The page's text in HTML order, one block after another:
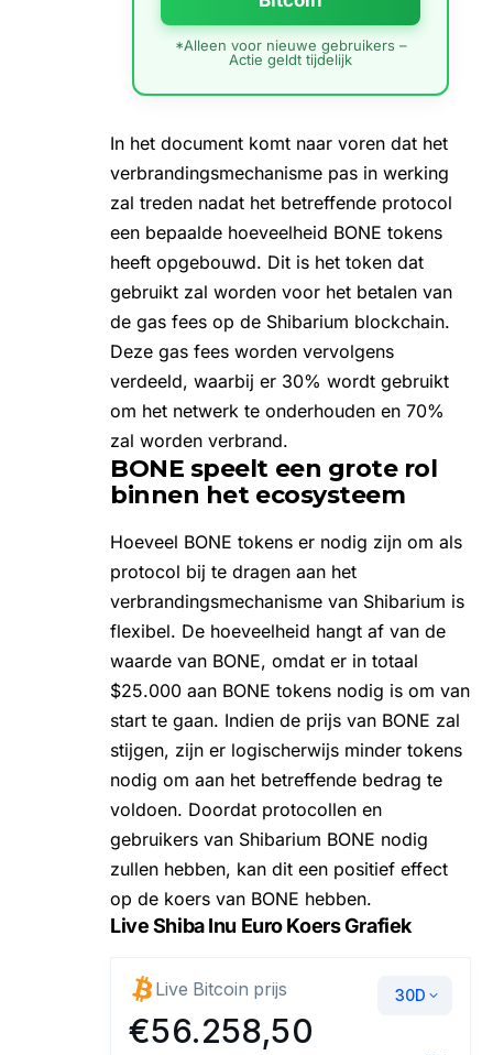
*Alleen voor nieuwe gebruikers –
Actie geldt tijdelijk
In het document komt naar voren dat het
verbrandingsmechanisme pas in werking
zal treden nadat het betreffende protocol
een bepaalde hoeveelheid BONE tokens
heeft opgebouwd. Dit is het token dat
gebruikt zal worden voor het betalen van
de gas fees op de Shibarium blockchain.
Deze gas fees worden vervolgens
verdeeld, waarbij er 30% wordt gebruikt
om het netwerk te onderhouden en 70%
zal worden verbrand.
BONE speelt een grote rol
binnen het ecosysteem
Hoeveel BONE tokens er nodig zijn om als
protocol bij te dragen aan het
verbrandingsmechanisme van Shibarium is
flexibel. De hoeveelheid hangt af van de
waarde van BONE, omdat er in totaal
$25.000 aan BONE tokens nodig is om van
start te gaan. Indien de prijs van BONE zal
stijgen, zijn er logischerwijs minder tokens
nodig om aan het betreffende bedrag te
voldoen. Doordat protocollen en
gebruikers van Shibarium BONE nodig
zullen hebben, kan dit een positief effect
op de koers van BONE hebben.
Live Shiba Inu Euro Koers Grafiek